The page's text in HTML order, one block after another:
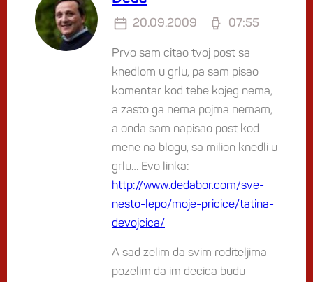
20.09.2009 07:55
Prvo sam citao tvoj post sa
knedlom u grlu, pa sam pisao
komentar kod tebe kojeg nema,
a zasto ga nema pojma nemam,
a onda sam napisao post kod
mene na blogu, sa milion knedli u
grlu… Evo linka:
http://www.dedabor.com/sve-
nesto-lepo/moje-pricice/tatina-
devojcica/
A sad zelim da svim roditeljima
pozelim da im decica budu